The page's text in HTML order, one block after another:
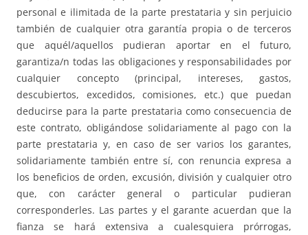
personal e ilimitada de la parte prestataria y sin perjuicio
también de cualquier otra garantía propia o de terceros
que aquél/aquellos pudieran aportar en el futuro,
garantiza/n todas las obligaciones y responsabilidades por
cualquier concepto (principal, intereses, gastos,
descubiertos, excedidos, comisiones, etc.) que puedan
deducirse para la parte prestataria como consecuencia de
este contrato, obligándose solidariamente al pago con la
parte prestataria y, en caso de ser varios los garantes,
solidariamente también entre sí, con renuncia expresa a
los beneficios de orden, excusión, división y cualquier otro
que, con carácter general o particular pudieran
corresponderles. Las partes y el garante acuerdan que la
fianza se hará extensiva a cualesquiera prórrogas,